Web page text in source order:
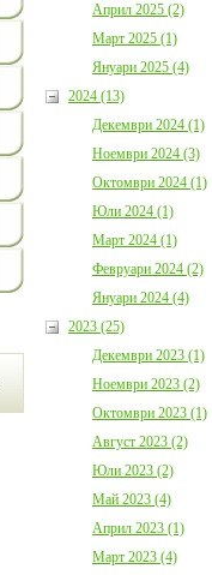
Април 2025 (2)
Март 2025 (1)
Януари 2025 (4)
2024 (13)
Декември 2024 (1)
Ноември 2024 (3)
Октомври 2024 (1)
Юли 2024 (1)
Март 2024 (1)
Февруари 2024 (2)
Януари 2024 (4)
2023 (25)
Декември 2023 (1)
Ноември 2023 (2)
Октомври 2023 (1)
Август 2023 (2)
Юли 2023 (2)
Май 2023 (4)
Април 2023 (1)
Март 2023 (4)